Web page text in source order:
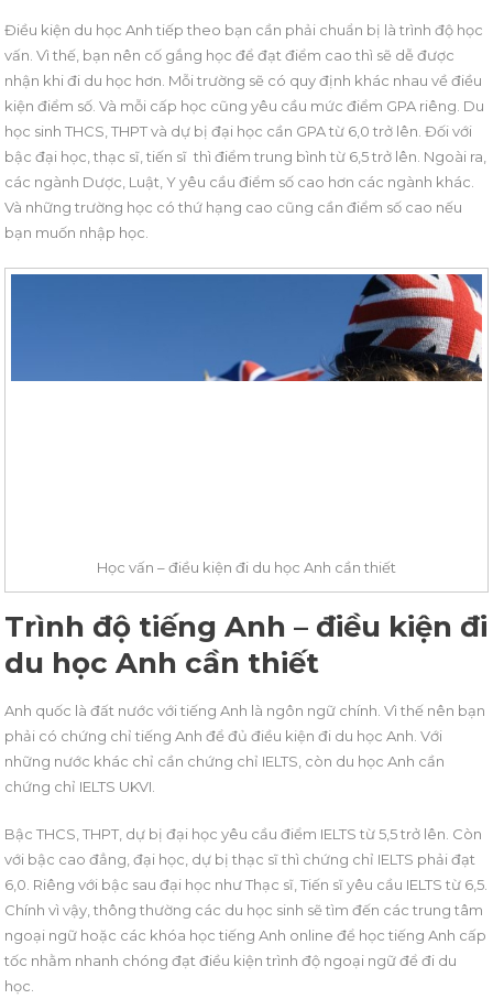
Điều kiện du học Anh tiếp theo bạn cần phải chuẩn bị là trình độ học
vấn. Vì thế, bạn nên cố gắng học để đạt điểm cao thì sẽ dễ được
nhận khi đi du học hơn. Mỗi trường sẽ có quy định khác nhau về điều
kiện điểm số. Và mỗi cấp học cũng yêu cầu mức điểm GPA riêng. Du
học sinh THCS, THPT và dự bị đại học cần GPA từ 6,0 trở lên. Đối với
bậc đại học, thạc sĩ, tiến sĩ thì điểm trung bình từ 6,5 trở lên. Ngoài ra,
các ngành Dược, Luật, Y yêu cầu điểm số cao hơn các ngành khác.
Và những trường học có thứ hạng cao cũng cần điểm số cao nếu
bạn muốn nhập học.
Học vấn – điều kiện đi du học Anh cần thiết
Trình độ tiếng Anh– điều kiện đi
du học Anh cần thiết
Anh quốc là đất nước với tiếng Anh là ngôn ngữ chính. Vì thế nên bạn
phải có chứng chỉ tiếng Anh để đủ điều kiện đi du học Anh. Với
những nước khác chỉ cần chứng chỉ IELTS, còn du học Anh cần
chứng chỉ IELTS UKVI.
Bậc THCS, THPT, dự bị đại học yêu cầu điểm IELTS từ 5,5 trở lên. Còn
với bậc cao đẳng, đại học, dự bị thạc sĩ thì chứng chỉ IELTS phải đạt
6,0. Riêng với bậc sau đại học như Thạc sĩ, Tiến sĩ yêu cầu IELTS từ 6,5.
Chính vì vậy, thông thường các du học sinh sẽ tìm đến các trung tâm
ngoại ngữ hoặc các khóa học tiếng Anh online để học tiếng Anh cấp
tốc nhằm nhanh chóng đạt điều kiện trình độ ngoại ngữ để đi du
học.